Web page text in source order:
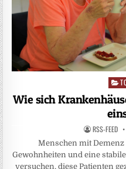
in
Wie sich
RSS-FEED
Menschen mit
Gewohnheiten und eine
versuchen, diese Patienten